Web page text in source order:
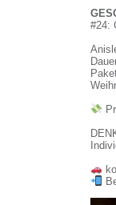
#24: